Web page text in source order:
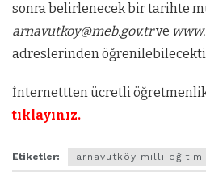
sonra belirlenecek bir tarihte
arnavutkoy@meb.gov.trve
adreslerinden
İnternettten ücretli
tıklayınız.
Etiketler:
arnavutköy milli eğitim